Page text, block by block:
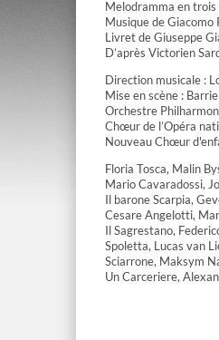
Melodramma en
Musique de Giacomo
Livret de Giuseppe
D’après Victorien
Direction musicale :
Mise en scène :
Orchestre
Chœur de l’Opéra
Nouveau Chœur
Floria Tosca, Malin
Mario Cavaradossi,
Il barone Scarpia,
Cesare Angelotti,
Il Sagrestano,
Spoletta, Lucas van
Sciarrone, Maksym
Un Carceriere,